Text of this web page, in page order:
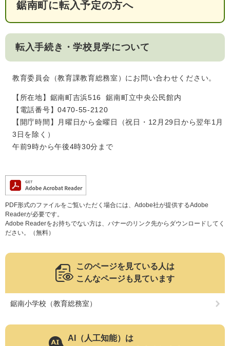
鋸南町に転入予定の方へ
転入手続き・学校見学について
教育委員会（教育課教育総務室）にお問い合わせください。
【所在地】鋸南町吉浜516 鋸南町立中央公民館内
【電話番号】0470-55-2120
【開庁時間】月曜日から金曜日（祝日・12月29日から翌年1月
3日を除く）
午前9時から午後4時30分まで
PDF形式のファイルをご覧いただく場合には、Adobe社が提供するAdobe
Readerが必要です。
Adobe Readerをお持ちでない方は、バナーのリンク先からダウンロードしてく
ださい。（無料）
このページを見ている人は
こんなページも見ています
鋸南小学校（教育総務室）
AI（人工知能）は